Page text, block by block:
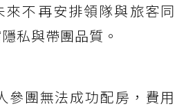
來不再安排領隊與旅客同
私與帶團品質。
參團無法成功配房，費用